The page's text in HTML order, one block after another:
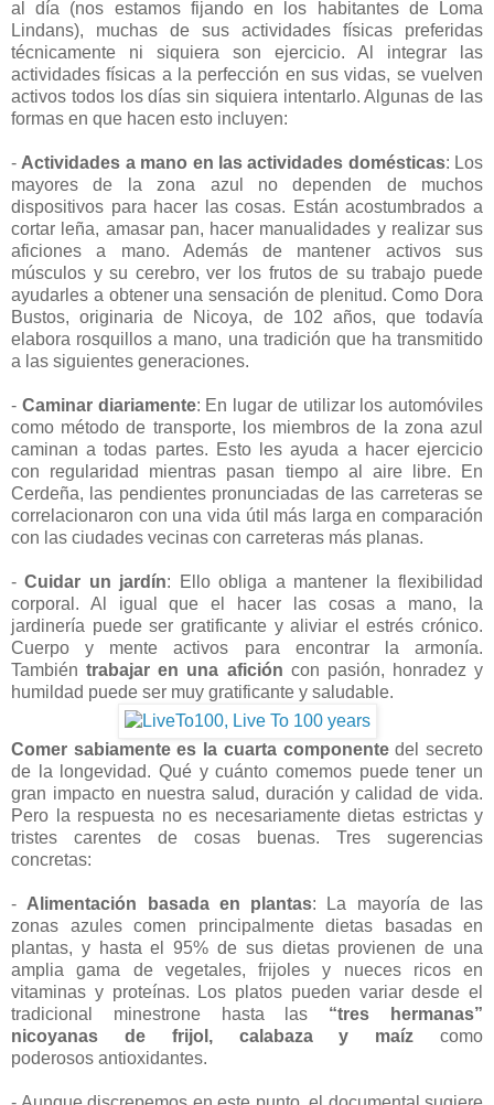
al día (nos estamos fijando en los habitantes de Loma
Lindans), muchas de sus actividades físicas preferidas
técnicamente ni siquiera son ejercicio. Al integrar las
actividades físicas a la perfección en sus vidas, se vuelven
activos todos los días sin siquiera intentarlo. Algunas de las
formas en que hacen esto incluyen:
- Actividades a mano en las actividades domésticas: Los
mayores de la zona azul no dependen de muchos
dispositivos para hacer las cosas. Están acostumbrados a
cortar leña, amasar pan, hacer manualidades y realizar sus
aficiones a mano. Además de mantener activos sus
músculos y su cerebro, ver los frutos de su trabajo puede
ayudarles a obtener una sensación de plenitud. Como Dora
Bustos, originaria de Nicoya, de 102 años, que todavía
elabora rosquillos a mano, una tradición que ha transmitido
a las siguientes generaciones.
- Caminar diariamente: En lugar de utilizar los automóviles
como método de transporte, los miembros de la zona azul
caminan a todas partes. Esto les ayuda a hacer ejercicio
con regularidad mientras pasan tiempo al aire libre. En
Cerdeña, las pendientes pronunciadas de las carreteras se
correlacionaron con una vida útil más larga en comparación
con las ciudades vecinas con carreteras más planas.
-Cuidar un jardín: Ello obliga a mantener la flexibilidad
corporal. Al igual que el hacer las cosas a mano, la
jardinería puede ser gratificante y aliviar el estrés crónico.
Cuerpo y mente activos para encontrar la armonía.
Tambiéntrabajar en una afición con pasión, honradez y
humildad puede ser muy gratificante y saludable.
Comer sabiamente es la cuarta componentedel secreto
de la longevidad. Qué y cuánto comemos puede tener un
gran impacto en nuestra salud, duración y calidad de vida.
Pero la respuesta no es necesariamente dietas estrictas y
tristes carentes de cosas buenas. Tres sugerencias
concretas:
- Alimentación basada en plantas: La mayoría de las
zonas azules comen principalmente dietas basadas en
plantas, y hasta el 95% de sus dietas provienen de una
amplia gama de vegetales, frijoles y nueces ricos en
vitaminas y proteínas. Los platos pueden variar desde el
tradicional minestrone hasta las “tres hermanas”
nicoyanas de frijol, calabaza y maíz como
poderosos antioxidantes.